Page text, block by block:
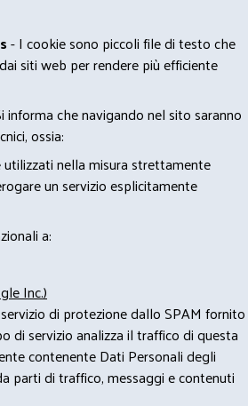
- I cookie sono piccoli file di testo che
siti web per rendere più efficiente
informa che navigando nel sito saranno
ossia:
nella misura strettamente
un servizio esplicitamente
a:
Inc.)
di protezione dallo SPAM fornito
di servizio analizza il traffico di questa
contenente Dati Personali degli
parti di traffico, messaggi e contenuti